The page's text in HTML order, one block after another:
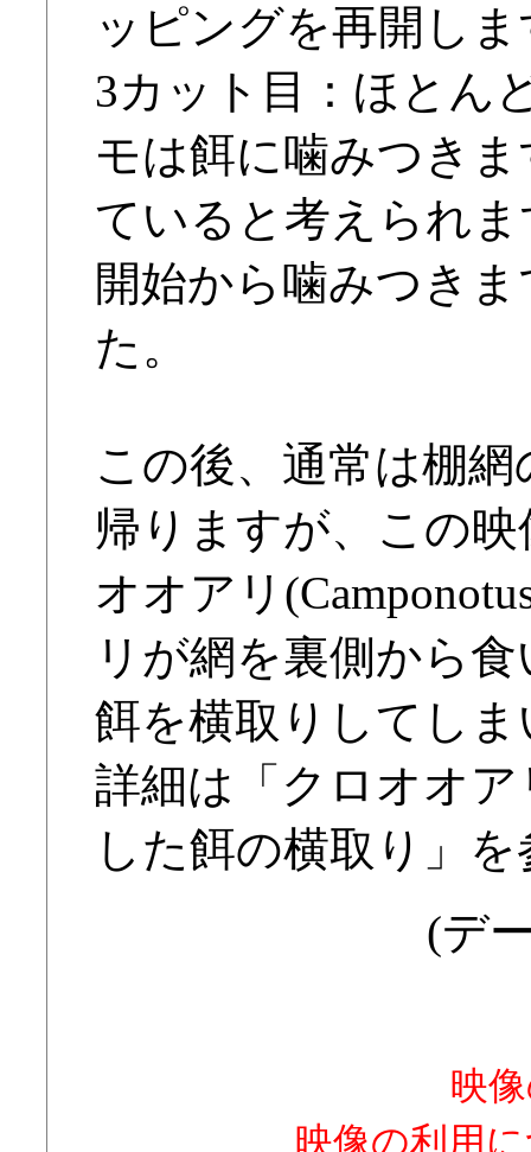
ッピングを再開し
3カット目：ほとん
モは餌に噛みつき
ていると考えられ
開始から噛みつき
た。
この後、通常は棚
帰りますが、この
オオアリ
リが網を裏側から
餌を横取りしてし
詳細は「クロオオ
した餌の横取り」
(デ
映
映像の利用